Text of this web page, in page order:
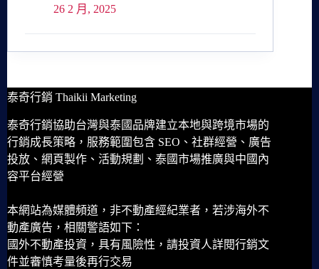
26 2 月, 2025
泰奇行銷 Thaikii Marketing
泰奇行銷協助台灣與泰國品牌建立本地與跨境市場的
行銷成長策略，服務範圍包含 SEO、社群經營、廣告
投放、網頁製作、活動規劃、泰國市場推廣與中國內
容平台經營
本網站為媒體頻道，非不動產經紀業者，若涉海外不
動產廣告，相關警語如下：
國外不動產投資，具有風險性，請投資人詳閱行銷文
件並審慎考量後再行交易